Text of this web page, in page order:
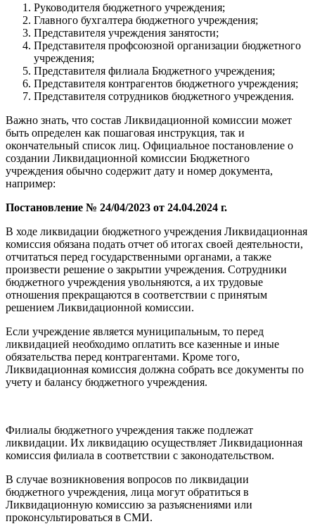
Руководителя бюджетного учреждения;
Главного бухгалтера бюджетного учреждения;
Представителя учреждения занятости;
Представителя профсоюзной организации бюджетного
учреждения;
Представителя филиала Бюджетного учреждения;
Представителя контрагентов бюджетного учреждения;
Представителя сотрудников бюджетного учреждения.
Важно знать, что состав Ликвидационной комиссии может
быть определен как пошаговая инструкция, так и
окончательный список лиц. Официальное постановление о
создании Ликвидационной комиссии Бюджетного
учреждения обычно содержит дату и номер документа,
например:
Постановление № 24/04/2023 от 24.04.2024 г.
В ходе ликвидации бюджетного учреждения Ликвидационная
комиссия обязана подать отчет об итогах своей деятельности,
отчитаться перед государственными органами, а также
произвести решение о закрытии учреждения. Сотрудники
бюджетного учреждения увольняются, а их трудовые
отношения прекращаются в соответствии с принятым
решением Ликвидационной комиссии.
Если учреждение является муниципальным, то перед
ликвидацией необходимо оплатить все казенные и иные
обязательства перед контрагентами. Кроме того,
Ликвидационная комиссия должна собрать все документы по
учету и балансу бюджетного учреждения.
Филиалы бюджетного учреждения также подлежат
ликвидации. Их ликвидацию осуществляет Ликвидационная
комиссия филиала в соответствии с законодательством.
В случае возникновения вопросов по ликвидации
бюджетного учреждения, лица могут обратиться в
Ликвидационную комиссию за разъяснениями или
проконсультироваться в СМИ.